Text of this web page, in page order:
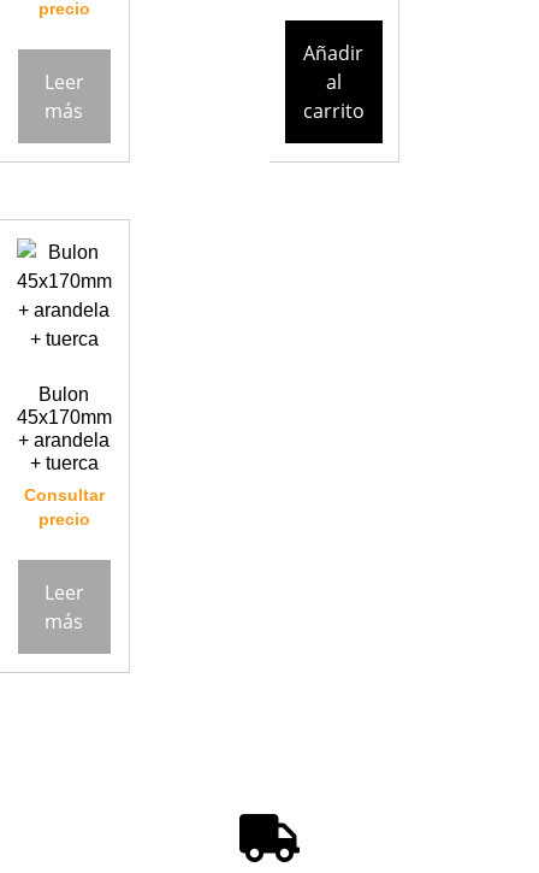
precio
Leer
más
Añadir
al
carrito
Bulon
45x170mm
+ arandela
+ tuerca
Consultar
precio
Leer
más